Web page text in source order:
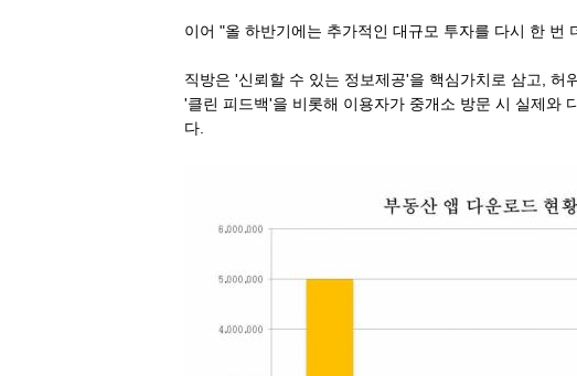
이어 "올 하반기에는 추가적인 대규모 투자를 다시 한 번
직방은 '신뢰할 수 있는 정보제공'을 핵심가치로 삼고,
'클린 피드백'을 비롯해 이용자가 중개소 방문 시 실제와
다.